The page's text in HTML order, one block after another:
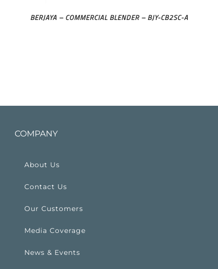
BERJAYA – COMMERCIAL BLENDER – BJY-CB2SC-A
COMPANY
About Us
Contact Us
Our Customers
Media Coverage
News & Events